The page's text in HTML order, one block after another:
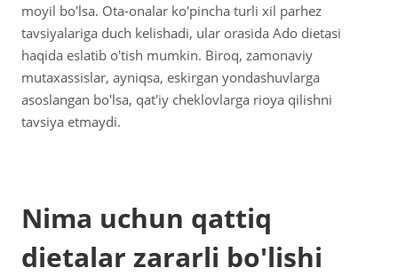
moyil bo'lsa. Ota-onalar ko'pincha turli xil parhez
tavsiyalariga duch kelishadi, ular orasida Ado dietasi
haqida eslatib o'tish mumkin. Biroq, zamonaviy
mutaxassislar, ayniqsa, eskirgan yondashuvlarga
asoslangan bo'lsa, qat'iy cheklovlarga rioya qilishni
tavsiya etmaydi.
Nima uchun qattiq
dietalar zararli bo'lishi